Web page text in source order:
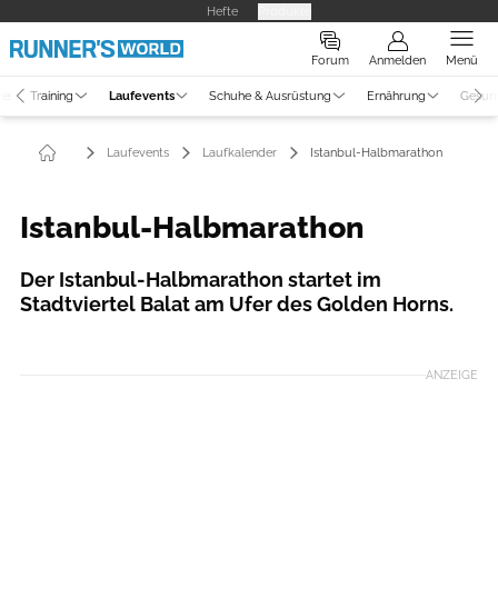
Hefte
Forum Anmelden Menü
Training Laufevents Schuhe & Ausrüstung Ernährung
Laufevents Laufkalender Istanbul-Halbmarathon
Istanbul-Halbmarathon
Der Istanbul-Halbmarathon startet im
Stadtviertel Balat am Ufer des Golden Horns.
ANZEIGE